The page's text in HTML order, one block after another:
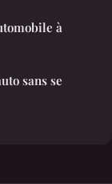
à
sans se